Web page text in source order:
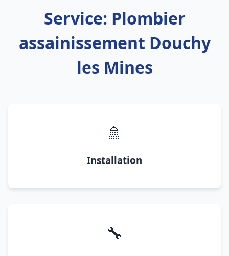
Service: Plombier
assainissement Douchy
les Mines
🚿
Installation
🔧